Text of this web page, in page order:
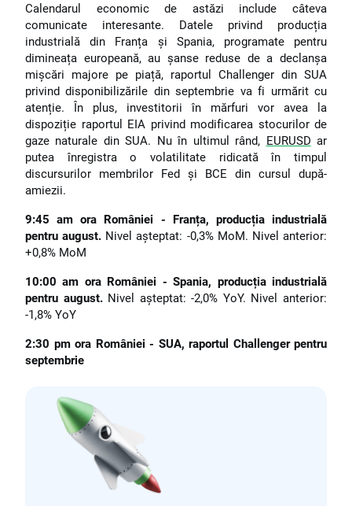
Calendarul economic de astăzi include câteva
comunicate interesante. Datele privind producția
industrială din Franța și Spania, programate pentru
dimineața europeană, au șanse reduse de a declanșa
mișcări majore pe piață, raportul Challenger din SUA
privind disponibilizările din septembrie va fi urmărit cu
atenție. În plus, investitorii în mărfuri vor avea la
dispoziție raportul EIA privind modificarea stocurilor de
gaze naturale din SUA. Nu în ultimul rând, EURUSD ar
putea înregistra o volatilitate ridicată în timpul
discursurilor membrilor Fed și BCE din cursul după-
amiezii.
9:45 am ora României - Franța, producția industrială
pentru august. Nivel așteptat: -0,3% MoM. Nivel anterior:
+0,8% MoM
10:00 am ora României - Spania, producția industrială
pentru august.Nivel așteptat: -2,0% YoY. Nivel anterior:
-1,8% YoY
2:30 pm ora României - SUA, raportul Challenger pentru
septembrie